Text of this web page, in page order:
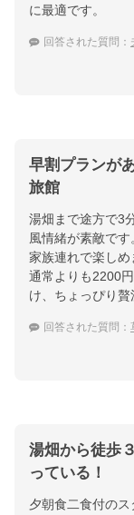
に最適です。
回答された質問：
早割プランが
旅館
湯畑まで途方で3
風情緒が素敵で
家族連れで楽し
通常よりも2200
け、ちょっぴり贅
回答された質問：
湯畑から徒歩
っている！
夕朝食二食付の